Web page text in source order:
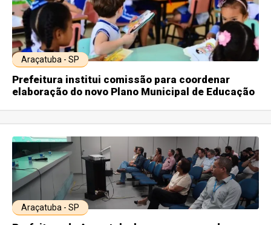
Araçatuba - SP
Prefeitura institui comissão para coordenar
elaboração do novo Plano Municipal de Educação
Araçatuba - SP